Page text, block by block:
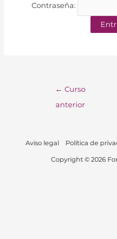
Contraseña:
← Curso
anterior
Aviso legal Política de
Copyright © 2026